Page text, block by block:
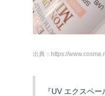
出典： https://
『UV エクスペ